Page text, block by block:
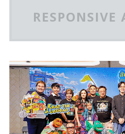
RESPONSIVE